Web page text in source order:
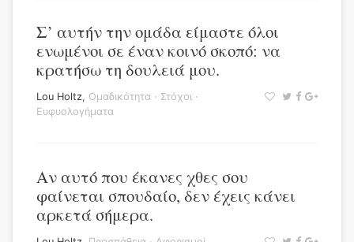
Σ’ αυτήν την ομάδα είμαστε όλοι
ενωμένοι σε έναν κοινό σκοπό: να
κρατήσω τη δουλειά μου.
Lou Holtz, Ομαδικότητα · Στόχοι ·
Ευφυολογήματα
Αν αυτό που έκανες χθες σου
φαίνεται σπουδαίο, δεν έχεις κάνει
αρκετά σήμερα.